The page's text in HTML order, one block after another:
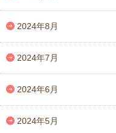
2024年8月
2024年7月
2024年6月
2024年5月